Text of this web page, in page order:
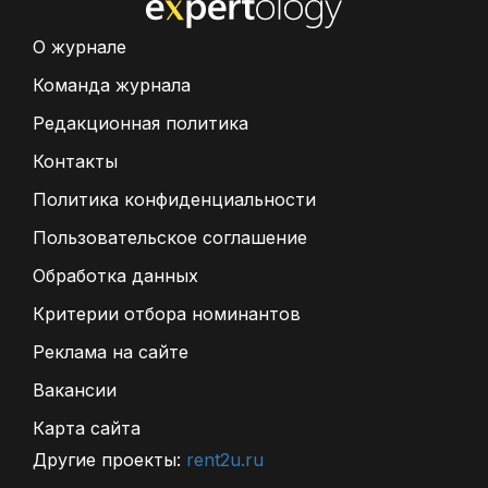
О журнале
Команда журнала
Редакционная политика
Контакты
Политика конфиденциальности
Пользовательское соглашение
Обработка данных
Критерии отбора номинантов
Реклама на сайте
Вакансии
Карта сайта
Другие проекты: rent2u.ru